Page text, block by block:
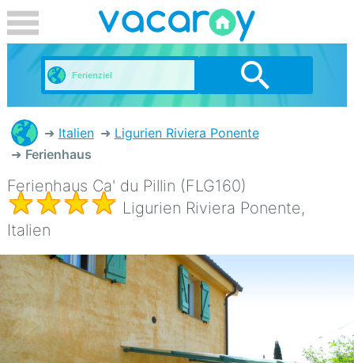
Italien
Ligurien Riviera Ponente
Ferienhaus
Ferienhaus Ca' du Pillin (FLG160)
Ligurien Riviera Ponente,
Italien